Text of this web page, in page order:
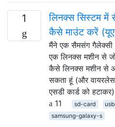
1
लिनक्स सिस्टम में
कैसे माउंट करें
मैंने एक सैमसंग
एक लिनक्स मशीन से
कैसे लिनक्स मशीन से
सकता हूं (और
एसडी कार्ड को
11
sd-card
samsung-galaxy-s